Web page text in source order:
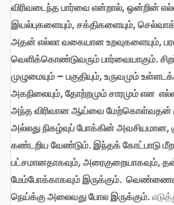
விரிவடைந்தபார்வைஎன்றால்,ஒன்றின்
இயல்புகளையும்,சக்திகளையும்,
அதன்எல்லாவகையானஉறவுகளையும்,
வெளிக்கொண்டுவரும்பார்வையாகும்.
முழுமையும் – பகுதியும்,உருவமும்
அகநிலையும்,தோற்றமும்சாரமும்என
அந்தவிரிவானஆய்வைமேற்கொள்வதன்
அல்லதுநிகழ்வுப்போக்கின்அவசியமான,
கண்டறியவேண்டும்.இந்தக்கோட்பாடு
பட்சமானதாகவும்,அரைகுறையாகவும்,
மேம்போக்காகவும்இருக்கும்.
நெய்க்குஅலைவதுபோலஇருக்கும்.